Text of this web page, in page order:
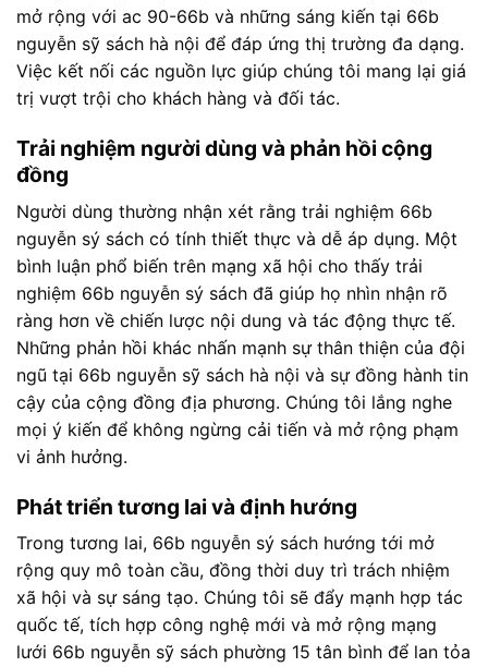
mở rộng với ac 90-66b và những sáng kiến tại 66b
nguyễn sỹ sách hà nội để đáp ứng thị trường đa dạng.
Việc kết nối các nguồn lực giúp chúng tôi mang lại giá
trị vượt trội cho khách hàng và đối tác.
Trải nghiệm người dùng và phản hồi cộng
đồng
Người dùng thường nhận xét rằng trải nghiệm 66b
nguyễn sý sách có tính thiết thực và dễ áp dụng. Một
bình luận phổ biến trên mạng xã hội cho thấy trải
nghiệm 66b nguyễn sý sách đã giúp họ nhìn nhận rõ
ràng hơn về chiến lược nội dung và tác động thực tế.
Những phản hồi khác nhấn mạnh sự thân thiện của đội
ngũ tại 66b nguyễn sỹ sách hà nội và sự đồng hành tin
cậy của cộng đồng địa phương. Chúng tôi lắng nghe
mọi ý kiến để không ngừng cải tiến và mở rộng phạm
vi ảnh hưởng.
Phát triển tương lai và định hướng
Trong tương lai, 66b nguyễn sý sách hướng tới mở
rộng quy mô toàn cầu, đồng thời duy trì trách nhiệm
xã hội và sự sáng tạo. Chúng tôi sẽ đẩy mạnh hợp tác
quốc tế, tích hợp công nghệ mới và mở rộng mạng
lưới 66b nguyễn sỹ sách phường 15 tân bình để lan tỏa